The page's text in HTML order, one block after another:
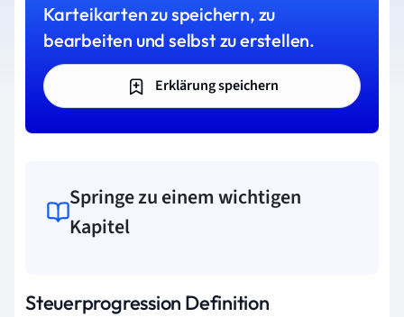
Karteikarten zu speichern, zu
bearbeiten und selbst zu erstellen.
Erklärung speichern
Springe zu einem wichtigen
Kapitel
Steuerprogression Definition